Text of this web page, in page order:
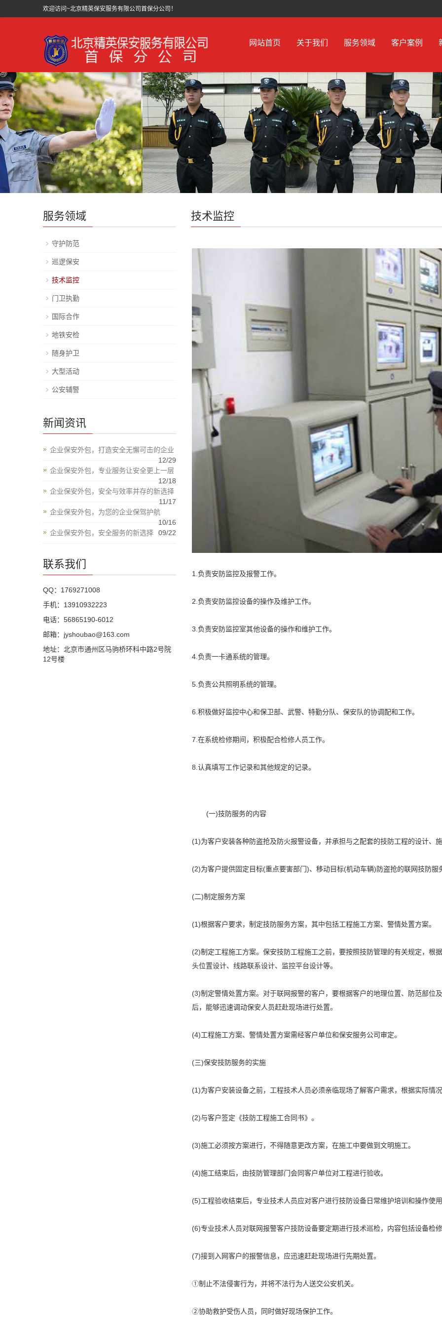
欢迎访问~北京精英保安服务有限公司首保分公司！
网站首页 关于我们 服务领域 客户案例
技术监控
1.负责安防监控及报警工作。
2.负责安防监控设备的操作及维护工作。
3.负责安防监控室其他设备的操作和维护工作。
4.负责一卡通系统的管理。
5.负责公共照明系统的管理。
6.积极做好监控中心和保卫部、武警、特勤分队、保安队的协调配和工作。
7.在系统检修期间，积极配合检修人员工作。
8.认真填写工作记录和其他规定的记录。
· (一)技防服务的内容
(1)为客户安装各种防盗抢及防火报警设备，并承担与之配套的技防工程的设计、施
(2)为客户提供固定目标(重点要害部门)、移动目标(机动车辆)防盗抢的联网技防服
(二)制定服务方案
(1)根据客户要求，制定技防服务方案，其中包括工程施工方案、警情处置方案。
(2)制定工程施工方案。保安技防工程施工之前，要按照技防管理的有关规定，根
头位置设计、线路联系设计、监控平台设计等。
(3)制定警情处置方案。对于联网报警的客户，要根据客户的地理位置、防范部位
后，能够迅速调动保安人员赶赴现场进行处置。
(4)工程施工方案、警情处置方案需经客户单位和保安服务公司审定。
(三)保安技防服务的实施
(1)为客户安装设备之前，工程技术人员必须亲临现场了解客户需求，根据实际情
(2)与客户签定《技防工程施工合同书》。
(3)施工必须按方案进行，不得随意更改方案，在施工中要做到文明施工。
(4)施工结束后，由技防管理部门会同客户单位对工程进行验收。
(5)工程验收结束后，专业技术人员应对客户进行技防设备日常维护培训和操作使用
(6)专业技术人员对联网报警客户技防设备要定期进行技术巡检，内容包括设备检
(7)接到入网客户的报警信息，应迅速赶赴现场进行先期处置。
①制止不法侵害行为，并将不法行为人送交公安机关。
②协助救护受伤人员，同时做好现场保护工作。
服务领域
守护防范
巡逻保安
技术监控
门卫执勤
国际合作
地铁安检
随身护卫
大型活动
公安辅警
新闻资讯
企业保安外包，打造安全无懈可击的企业
12/29
企业保安外包，专业服务让安全更上一层
12/18
企业保安外包，安全与效率并存的新选择
11/17
企业保安外包，为您的企业保驾护航
10/16
企业保安外包，安全服务的新选择
09/22
联系我们
QQ：1769271008
手机：13910932223
电话：56865190-6012
邮箱：jyshoubao@163.com
地址：北京市通州区马驹桥环科中路2号院
12号楼